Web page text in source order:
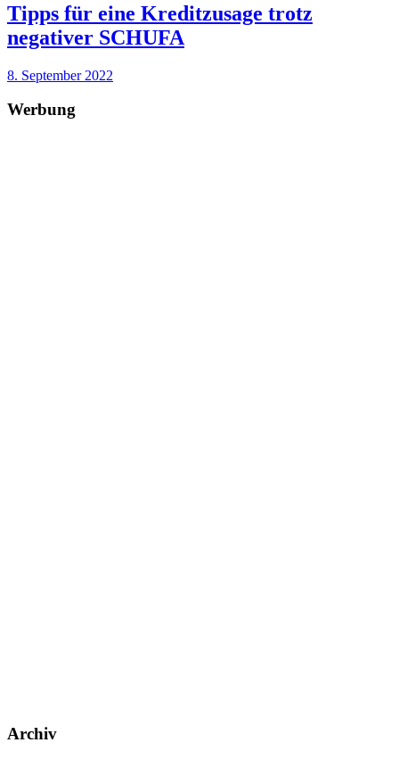
Tipps für eine Kreditzusage trotz
negativer SCHUFA
8. September 2022
Werbung
Archiv